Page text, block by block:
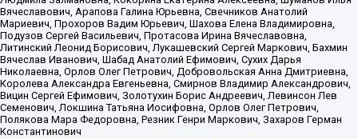
Вячеславович, Арапова Галина Юрьевна, Свечников Анатолий
Мариевич, Прохоров Вадим Юрьевич, Шахова Елена Владимировна,
Подузов Сергей Васильевич, Протасова Ирина Вячеславовна,
Литинский Леонид Борисович, Лукашевский Сергей Маркович, Бахмин
Вячеслав Иванович, Шабад Анатолий Ефимович, Сухих Дарья
Николаевна, Орлов Олег Петрович, Добровольская Анна Дмитриевна,
Королева Александра Евгеньевна, Смирнов Владимир Александрович,
Вицин Сергей Ефимович, Золотухин Борис Андреевич, Левинсон Лев
Семенович, Локшина Татьяна Иосифовна, Орлов Олег Петрович,
Полякова Мара Федоровна, Резник Генри Маркович, Захаров Герман
Константинович